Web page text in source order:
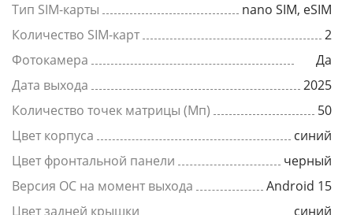
Тип SIM-карты
nano SIM, eSIM
Количество SIM-карт
2
Фотокамера
Да
Дата выхода
2025
Количество точек матрицы (Мп)
50
Цвет корпуса
синий
Цвет фронтальной панели
черный
Версия ОС на момент выхода
Android 15
Цвет задней крышки
синий